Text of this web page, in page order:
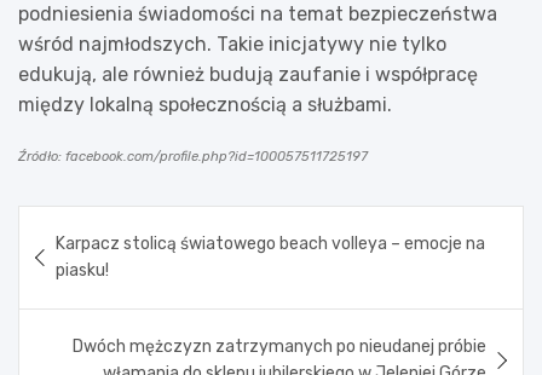
podniesienia świadomości na temat bezpieczeństwa
wśród najmłodszych. Takie inicjatywy nie tylko
edukują, ale również budują zaufanie i współpracę
między lokalną społecznością a służbami.
Źródło: facebook.com/profile.php?id=100057511725197
wpisu
Karpacz stolicą światowego beach volleya – emocje na
piasku!
Dwóch mężczyzn zatrzymanych po nieudanej próbie